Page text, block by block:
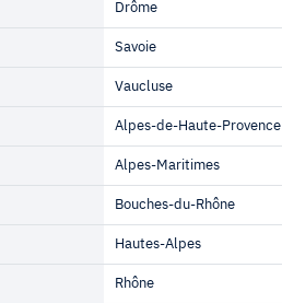
Drôme
Savoie
Vaucluse
Alpes-de-Haute-Provence
Alpes-Maritimes
Bouches-du-Rhône
Hautes-Alpes
Rhône